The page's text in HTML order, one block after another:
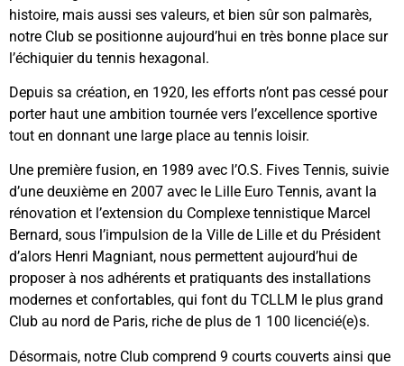
histoire, mais aussi ses valeurs, et bien sûr son palmarès,
notre Club se positionne aujourd’hui en très bonne place sur
l’échiquier du tennis hexagonal.
Depuis sa création, en 1920, les efforts n’ont pas cessé pour
porter haut une ambition tournée vers l’excellence sportive
tout en donnant une large place au tennis loisir.
Une première fusion, en 1989 avec l’O.S. Fives Tennis, suivie
d’une deuxième en 2007 avec le Lille Euro Tennis, avant la
rénovation et l’extension du Complexe tennistique Marcel
Bernard, sous l’impulsion de la Ville de Lille et du Président
d’alors Henri Magniant, nous permettent aujourd’hui de
proposer à nos adhérents et pratiquants des installations
modernes et confortables, qui font du TCLLM le plus grand
Club au nord de Paris, riche de plus de 1 100 licencié(e)s.
Désormais, notre Club comprend 9 courts couverts ainsi que